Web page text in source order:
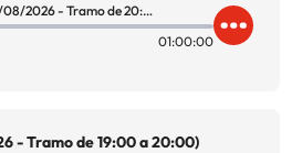
Del 40 al 1 (02/08/2026 - Tramo de 20:00 a 21:00)
01:00:00
- Tramo de 19:00 a 20:00)